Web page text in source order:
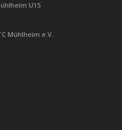
U15
Mühlheim e.V.